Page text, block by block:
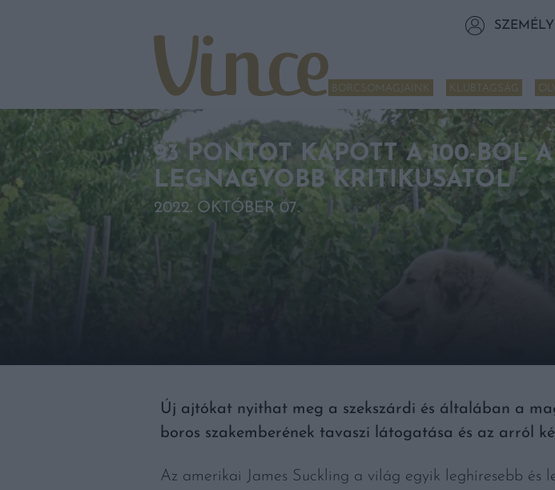
BORCSOMAGJAINK KLUBTAGSÁG
93 PONTOT KAPOTT A 100-BÓL
LEGNAGYOBB KRITIKUSÁTÓL
2022. OKTÓBER 07.
Új ajtókat nyithat meg a szekszárdi és általában a
boros szakemberének tavaszi látogatása és az arról
Az amerikai James Suckling a világ egyik leghíresebb és